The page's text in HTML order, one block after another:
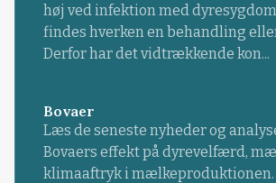
høj ved infektion med
findes hverken en behandling
Derfor har det vidtrækkende kon...
Bovaer
Læs de seneste nyheder og
Bovaers effekt på dyrevelfærd,
klimaaftryk i mælkeproduktionen.